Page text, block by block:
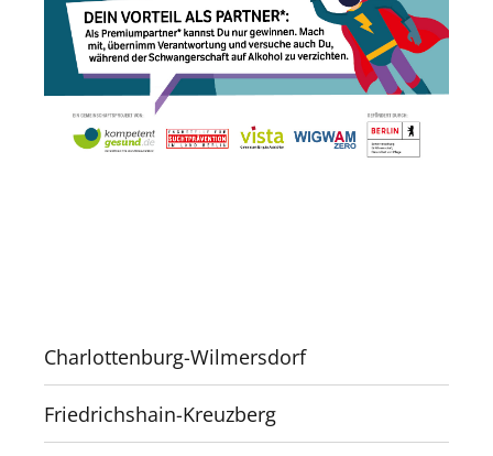
Charlottenburg-Wilmersdorf
Friedrichshain-Kreuzberg